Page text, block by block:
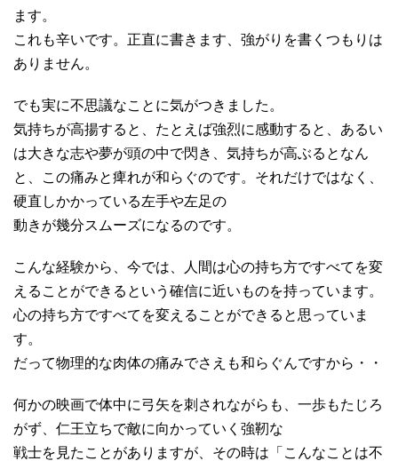
ます。
これも辛いです。正直に書きます、強がりを書くつもりは
ありません。
でも実に不思議なことに気がつきました。
気持ちが高揚すると、たとえば強烈に感動すると、あるい
は大きな志や夢が頭の中で閃き、気持ちが高ぶるとなん
と、この痛みと痺れが和らぐのです。それだけではなく、
硬直しかかっている左手や左足の
動きが幾分スムーズになるのです。
こんな経験から、今では、人間は心の持ち方ですべてを変
えることができるという確信に近いものを持っています。
心の持ち方ですべてを変えることができると思っていま
す。
だって物理的な肉体の痛みでさえも和らぐんですから・・
何かの映画で体中に弓矢を刺されながらも、一歩もたじろ
がず、仁王立ちで敵に向かっていく強靭な
戦士を見たことがありますが、その時は「こんなことは不